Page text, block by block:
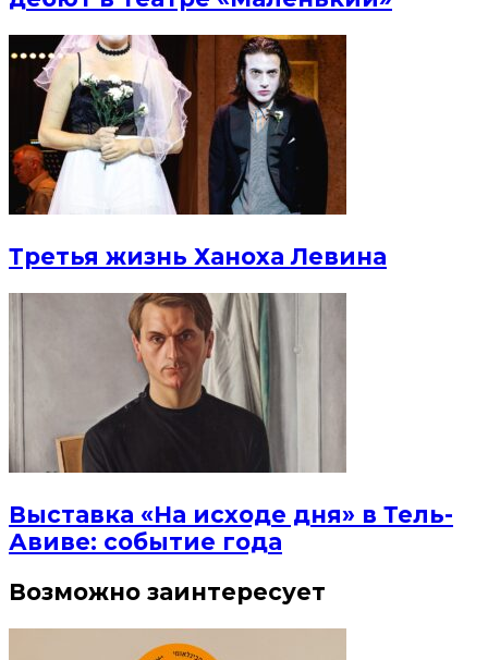
Третья жизнь Ханоха Левина
Выставка «На исходе дня» в Тель-
Авиве: событие года
Возможно заинтересует